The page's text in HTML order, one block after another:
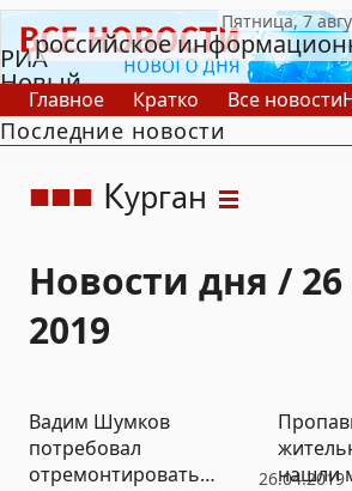
РИА
Новый
День
российское
Главное Кратко Все новости
В России
В мире
Последние новости
Курган
Новости дня /
2019
26.04.2019
Вадим Шумков
потребовал
отремонтировать
нашли